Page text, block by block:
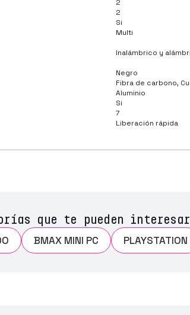
2
2
Si
Multi
Inalámbrico y
Negro
Fibra de carbono,
Aluminio
Si
7
Liberación rápida
que te pueden interesar
BMAX MINI PC PLAYSTATION